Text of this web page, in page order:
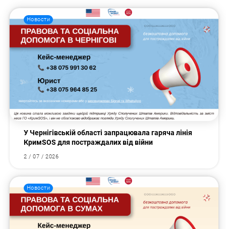
Новости
У Чернігівській області запрацювала гаряча лінія
КримSOS для постраждалих від війни
2 / 07 / 2026
Новости